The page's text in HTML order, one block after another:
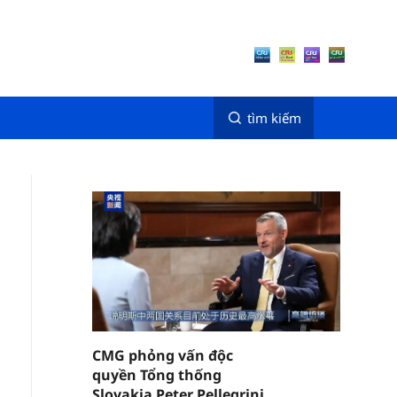
tìm kiếm
CMG phỏng vấn độc
quyền Tổng thống